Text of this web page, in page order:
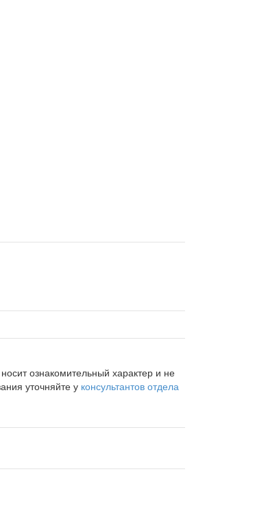
ознакомительный характер и не
уточняйте у консультантов отдела